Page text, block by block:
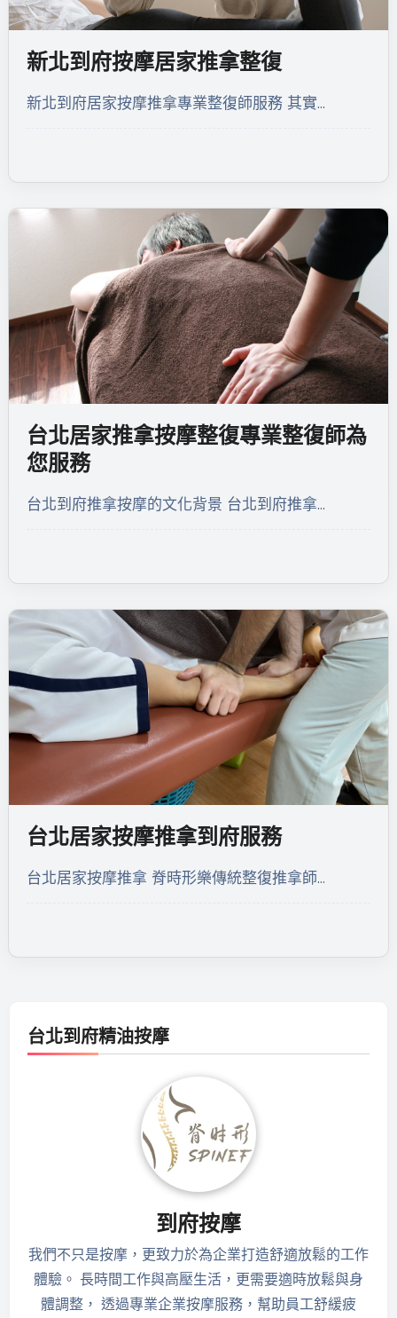
新北到府按摩居家推拿整復
新北到府居家按摩推拿專業整復師服務 其實…
台北居家推拿按摩整復專業整復師為
您服務
台北到府推拿按摩的文化背景 台北到府推拿…
台北居家按摩推拿到府服務
台北居家按摩推拿 脊時形樂傳統整復推拿師…
台北到府精油按摩
到府按摩
我們不只是按摩，更致力於為企業打造舒適放鬆的工作
體驗。 長時間工作與高壓生活，更需要適時放鬆與身
體調整， 透過專業企業按摩服務，幫助員工舒緩疲